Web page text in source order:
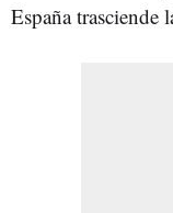
España trasciende